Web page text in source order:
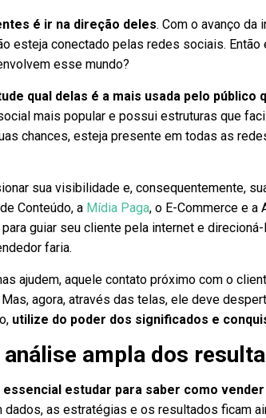
é ir na direção deles. Com o avanço da
esteja conectado pelas redes sociais. Então
esse mundo?
qual delas é a mais usada pelo público
mais popular e possui estruturas que
chances, esteja presente em todas as
sua visibilidade e, consequentemente,
Conteúdo, a Mídia Paga, o E-Commerce e a
guiar seu cliente pela internet e
faria.
ajudem, aquele contato próximo com o
agora, através das telas, ele deve
utilize do poder dos significados e
ampla dos
essencial estudar para saber como vender
dados, as estratégias e os resultados ficam